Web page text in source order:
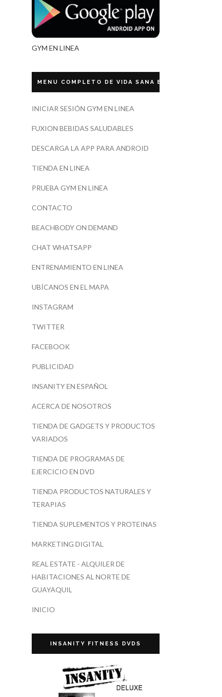
GYM EN LINEA
MENU COMPLETO DE VIDA SANA ECUADOR
INICIAR SESIÓN GYM EN LINEA
FUXION BEBIDAS SALUDABLES
DESCARGA LA APP PARA ANDROID
TIENDA EN LINEA
PRUEBA GYM EN LINEA
CONTACTO
BEACHBODY ON DEMAND
CHAT WHATSAPP
ENTRENAMIENTO EN LINEA
UBÍCANOS EN EL MAPA
INSTAGRAM
TWITTER
FACEBOOK
PUBLICIDAD
INSANITY EN ESPAÑOL
ACERCA DE NOSOTROS
TIENDA DE GADGETS Y PRODUCTOS
VARIADOS
TIENDA DE PROGRAMAS DE
EJERCICIO EN DVD
TIENDA PRODUCTOS NATURALES Y
TERAPIAS
TIENDA SUPLEMENTOS Y PROTEINAS
MARKETING DIGITAL
REAL ESTATE - ALQUILER DE
HABITACIONES AL NORTE DE
GUAYAQUIL
INICIO
INSANITY FITNESS DVDS